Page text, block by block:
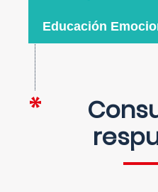
Educación